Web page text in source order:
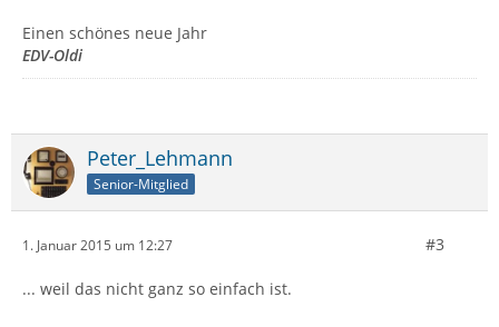
Einen schönes neue Jahr
EDV-Oldi
Peter_Lehmann
Senior-Mitglied
1. Januar 2015 um 12:27 #3
... weil das nicht ganz so einfach ist.